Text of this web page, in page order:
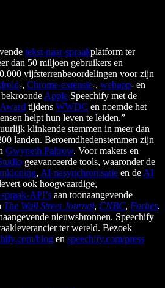
tekst-naar-spraakplatform ter
dan 50 miljoen gebruikers en
vijfsterrenbeoordelingen voor zijn
-, Chrome-extensie-, webapp- en
Apple Speechify met de
tijdens WWDC en noemde het
helpt hun leven te leiden.”
klinkende stemmen in meer dan
landen. Beroemdhedenstemmen zijn
Gwyneth Paltrow. Voor makers en
geavanceerde tools, waaronder de
, AI-nasynchronisatie en de AI
ook hoogwaardige,
API’s aan toonaangevende
The Wall Street Journal, CNBC, Forbes,
nieuwsbronnen. Speechify
ter wereld. Bezoek
blog en speechify.com/press